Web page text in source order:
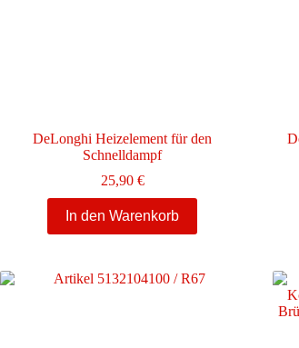
DeLonghi Heizelement für den
Schnelldampf
25,90 €
In den Warenkorb